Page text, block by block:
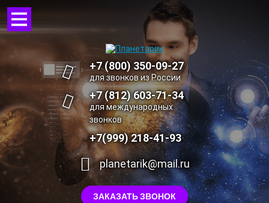
+7 (800) 350-09-27
для звонков из России
+7 (812) 603-71-34
для международных
звонков
+7(999) 218-41-93
planetarik@mail.ru
ЗАКАЗАТЬ ЗВОНОК